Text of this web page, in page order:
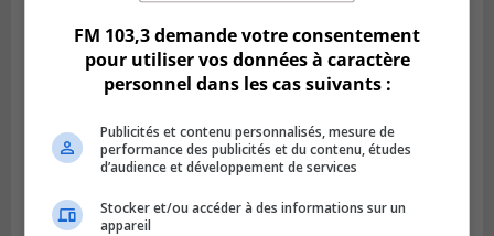
Publié le 6 juillet 2026 à 11h18
Climat Québec dévoile deux candidats
pour l’Agglomération
FM 103,3 demande votre consentement
pour utiliser vos données à caractère
personnel dans les cas suivants :
Publicités et contenu personnalisés, mesure de
performance des publicités et du contenu, études
d’audience et développement de services
Stocker et/ou accéder à des informations sur un
appareil